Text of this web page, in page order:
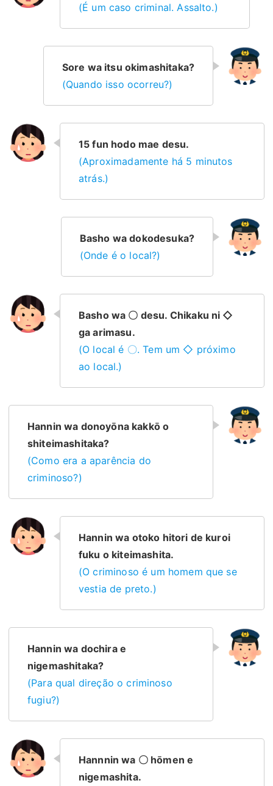
(É um caso criminal. Assalto.)
Sore wa itsu okimashitaka?
(Quando isso ocorreu?)
15 fun hodo mae desu.
(Aproximadamente há 5 minutos
atrás.)
Basho wa dokodesuka?
(Onde é o local?)
Basho wa 〇 desu. Chikaku ni ◇
ga arimasu.
(O local é 〇. Tem um ◇ próximo
ao local.)
Hannin wa donoyōna kakkō o
shiteimashitaka?
(Como era a aparência do
criminoso?)
Hannin wa otoko hitori de kuroi
fuku o kiteimashita.
(O criminoso é um homem que se
vestia de preto.)
Hannin wa dochira e
nigemashitaka?
(Para qual direção o criminoso
fugiu?)
Hannnin wa 〇 hōmen e
nigemashita.